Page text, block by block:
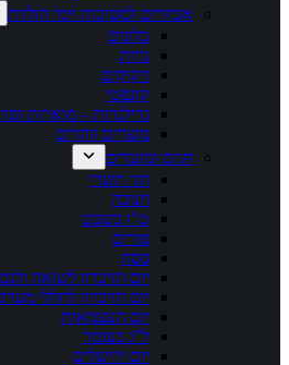
אביזרים למסיבות וימי הולדת
בלונים
נרות
זיקוקים
קונפטי
גרילנדות – מוארות
מוצרים זוהרים
חגים ומועדים
חגי תשרי
חנוכה
ט"ו בשבט
פורים
פסח
יום הזיכרון לשואה
יום הזיכרון לחללי
יום העצמאות
ל"ג בעומר
יום ירושלים